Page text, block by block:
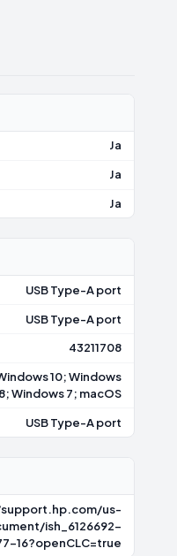
Ja
Ja
Ja
USB Type-A port
USB Type-A port
43211708
10; Windows
8; Windows 7; macOS
USB Type-A port
us-
ish_6126692-
16?openCLC=true